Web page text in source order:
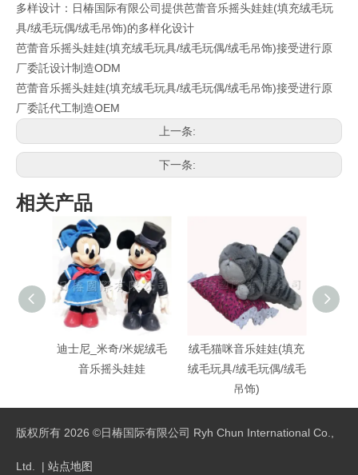
多样设计：日椿国际有限公司提供芭蕾音乐摇头娃娃(填充绒毛玩
具/绒毛玩偶/绒毛吊饰)的多样化设计
芭蕾音乐摇头娃娃(填充绒毛玩具/绒毛玩偶/绒毛吊饰)接受进行原
厂委託设计制造ODM
芭蕾音乐摇头娃娃(填充绒毛玩具/绒毛玩偶/绒毛吊饰)接受进行原
厂委託代工制造OEM
上一条:
下一条:
相关产品
迪士尼_米奇/米妮绒毛
音乐摇头娃娃
绒毛猫咪音乐娃娃(填充
绒毛玩具/绒毛玩偶/绒毛
吊饰)
版权所有 2026 ©日椿国际有限公司 Ryh Chun International Co.,
Ltd. | 站点地图